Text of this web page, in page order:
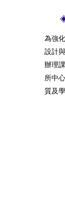
為強
設計
辦理
所中
質及